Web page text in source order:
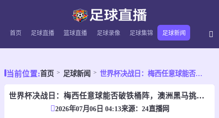
首页 足球直播 篮球直播 足球录像 足球集锦 足球新闻
当前位置:首页 足球新闻 世界杯决战日：梅西任意球能否破铁桶阵，澳洲黑马挑战非洲劲旅
世界杯决战日：梅西任意球能否破铁桶阵，澳洲黑马挑战非洲劲旅
2026年07月06日 04:13来源： 24直播网